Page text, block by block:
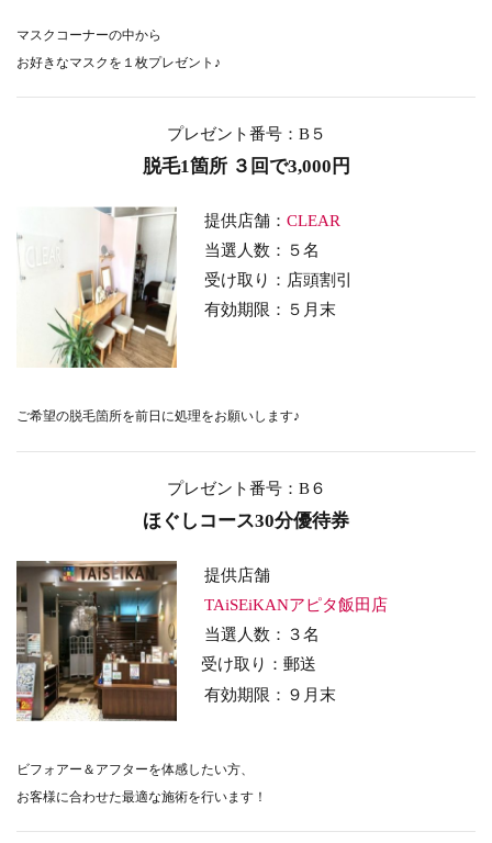
マスクコーナーの中から
お好きなマスクを１枚プレゼント♪
プレゼント番号：B５
脱毛1箇所 ３回で3,000円
提供店舗：CLEAR
当選人数：５名
受け取り：店頭割引
有効期限：５月末
ご希望の脱毛箇所を前日に処理をお願いします♪
プレゼント番号：B６
ほぐしコース30分優待券
提供店舗
TAiSEiKANアピタ飯田店
当選人数：３名
受け取り：郵送
有効期限：９月末
ビフォアー＆アフターを体感したい方、
お客様に合わせた最適な施術を行います！